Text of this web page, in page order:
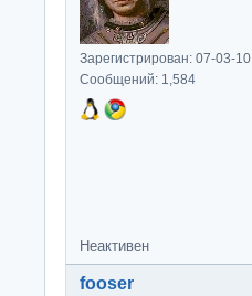
Зарегистрирован: 07-03-10
Сообщений: 1,584
Неактивен
fooser